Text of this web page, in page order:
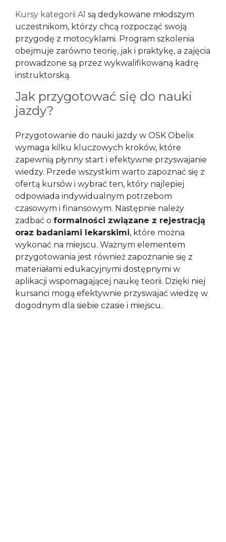
Kursy kategorii A1 są dedykowane młodszym
uczestnikom, którzy chcą rozpocząć swoją
przygodę z motocyklami. Program szkolenia
obejmuje zarówno teorię, jak i praktykę, a zajęcia
prowadzone są przez wykwalifikowaną kadrę
instruktorską.
Jak przygotować się do nauki
jazdy?
Przygotowanie do nauki jazdy w OSK Obelix
wymaga kilku kluczowych kroków, które
zapewnią płynny start i efektywne przyswajanie
wiedzy. Przede wszystkim warto zapoznać się z
ofertą kursów i wybrać ten, który najlepiej
odpowiada indywidualnym potrzebom
czasowym i finansowym. Następnie należy
zadbać o formalności związane z rejestracją
oraz badaniami lekarskimi, które można
wykonać na miejscu. Ważnym elementem
przygotowania jest również zapoznanie się z
materiałami edukacyjnymi dostępnymi w
aplikacji wspomagającej naukę teorii. Dzięki niej
kursanci mogą efektywnie przyswajać wiedzę w
dogodnym dla siebie czasie i miejscu.